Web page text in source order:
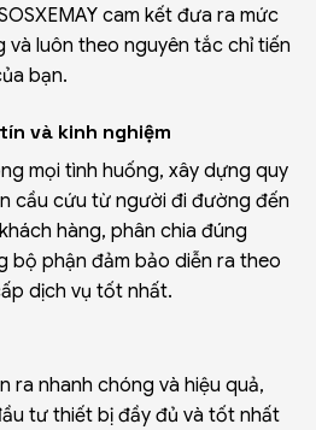
cam kết đưa ra mức
và luôn theo nguyên tắc chỉ tiến
bạn.
và kinh nghiệm
mọi tình huống, xây dựng quy
cầu cứu từ người đi đường đến
hàng, phân chia đúng
bộ phận đảm bảo diễn ra theo
dịch vụ tốt nhất.
ra nhanh chóng và hiệu quả,
tư thiết bị đầy đủ và tốt nhất